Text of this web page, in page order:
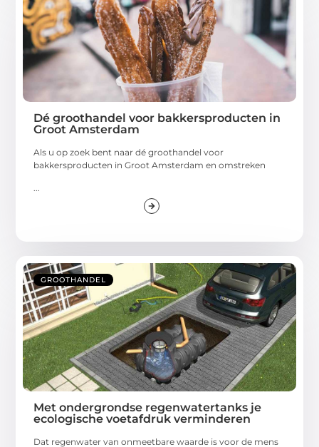
Dé groothandel voor bakkersproducten in
Groot Amsterdam
Als u op zoek bent naar dé groothandel voor
bakkersproducten in Groot Amsterdam en omstreken
...
GROOTHANDEL
Met ondergrondse regenwatertanks je
ecologische voetafdruk verminderen
Dat regenwater van onmeetbare waarde is voor de mens